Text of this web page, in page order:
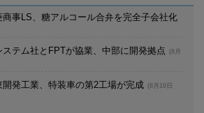
商事LS、糖アルコール合弁を完全子会社化
ステム社とFPTが協業、中部に開発拠点
(8月
開発工業、特装車の第2工場が完成
(8月10日